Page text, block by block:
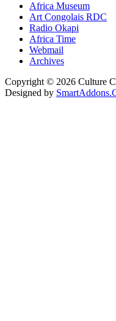
Africa Museum
Art Congolais RDC
Radio Okapi
Africa Time
Webmail
Archives
Copyright © 2026 Culture
Designed by